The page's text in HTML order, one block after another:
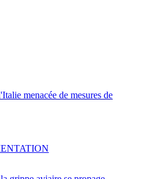
menacée de mesures de